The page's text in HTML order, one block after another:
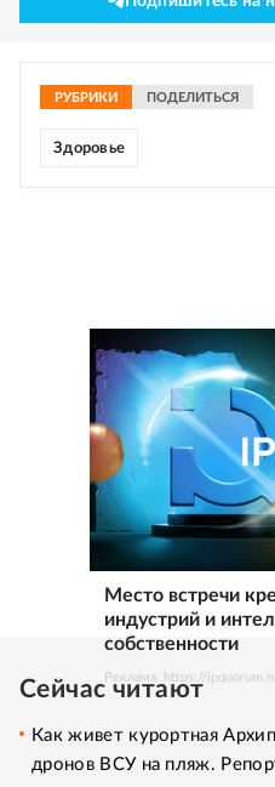
РУБРИКИ ПОДЕЛИТЬСЯ
Здоровье
Место встречи
индустрий и
собственности
Реклама. https://
Сейчас читают
Как живет курортная
дронов ВСУ на пляж.